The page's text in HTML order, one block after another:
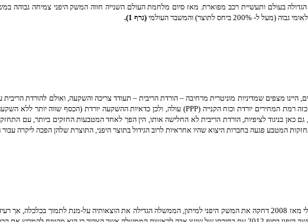
לתוצר) והמשבר העולמי
(גרף 1).
פגעה בחברות היצוא שהיו אחראיות לרוב הגידול בתוצר היפני, התוצרת שלהן הפכה ליקרה עבור